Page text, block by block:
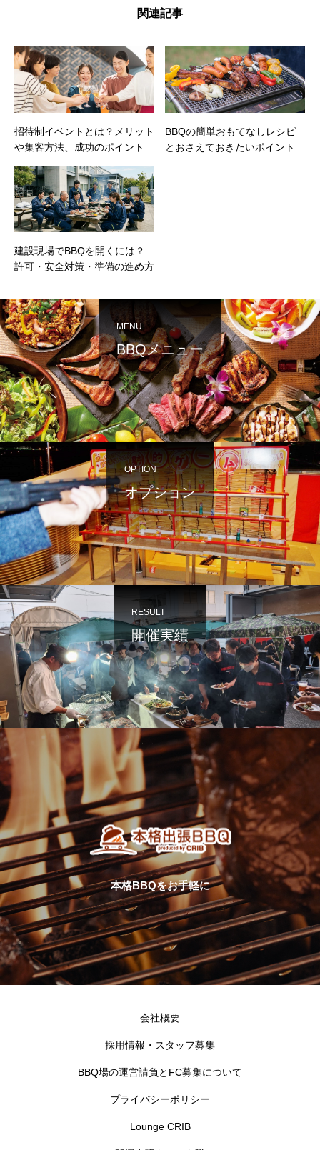
関連記事
招待制イベントとは？メリット
や集客方法、成功のポイント
BBQの簡単おもてなしレシピ
とおさえておきたいポイント
建設現場でBBQを開くには？
許可・安全対策・準備の進め方
MENU
BBQメニュー
OPTION
オプション
RESULT
開催実績
本格BBQをお手軽に
会社概要
採用情報・スタッフ募集
BBQ場の運営請負とFC募集について
プライバシーポリシー
Lounge CRIB